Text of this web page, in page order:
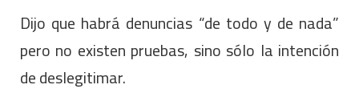
Dijo que habrá denuncias “de todo y de nada”
pero no existen pruebas, sino sólo la intención
de deslegitimar.